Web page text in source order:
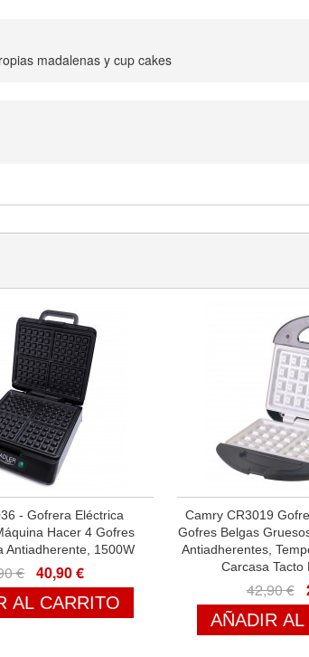
madalenas y cup cakes
- Gofrera Eléctrica
Hacer 4 Gofres
Antiadherente, 1500W
€ 40,90 €
AL CARRITO
Camry CR3019
Gofres Belgas
Antiadherentes,
Carcasa Tacto
42,90 €
AÑADIR